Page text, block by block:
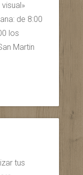
de 8:00
los
Martin
tus